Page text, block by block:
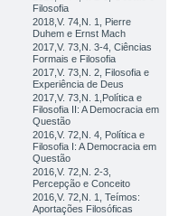
Filosofia
2018,V. 74,N. 1, Pierre
Duhem e Ernst Mach
2017,V. 73,N. 3-4, Ciências
Formais e Filosofia
2017,V. 73,N. 2, Filosofia e
Experiência de Deus
2017,V. 73,N. 1,Política e
Filosofia II: A Democracia em
Questão
2016,V. 72,N. 4, Política e
Filosofia I: A Democracia em
Questão
2016,V. 72,N. 2-3,
Percepção e Conceito
2016,V. 72,N. 1, Teímos:
Aportações Filosóficas